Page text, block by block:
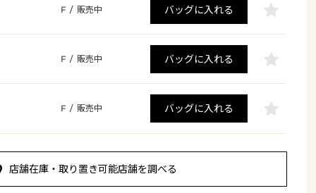
F / 販売中 バッグに入れる
F / 販売中 バッグに入れる
F / 販売中 バッグに入れる
店舗在庫・取り置き可能店舗を調べる